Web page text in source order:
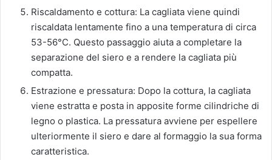
Riscaldamento e cottura: La cagliata viene quindi
riscaldata lentamente fino a una temperatura di circa
53-56°C. Questo passaggio aiuta a completare la
separazione del siero e a rendere la cagliata più
compatta.
Estrazione e pressatura: Dopo la cottura, la cagliata
viene estratta e posta in apposite forme cilindriche di
legno o plastica. La pressatura avviene per espellere
ulteriormente il siero e dare al formaggio la sua forma
caratteristica.